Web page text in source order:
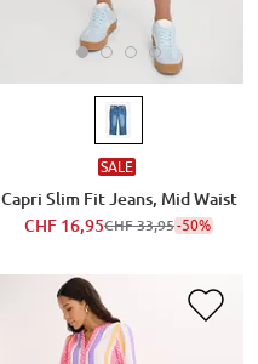
SALE
Capri Slim Fit Jeans, Mid Waist
CHF 16,95CHF 33,95-50%